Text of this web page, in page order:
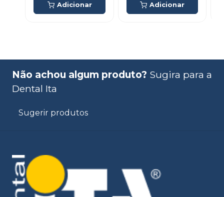
Adicionar Adicionar
Não achou algum produto? Sugira para a
Dental Ita
Sugerir produtos